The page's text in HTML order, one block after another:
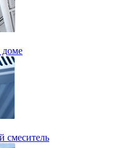
доме
смеситель